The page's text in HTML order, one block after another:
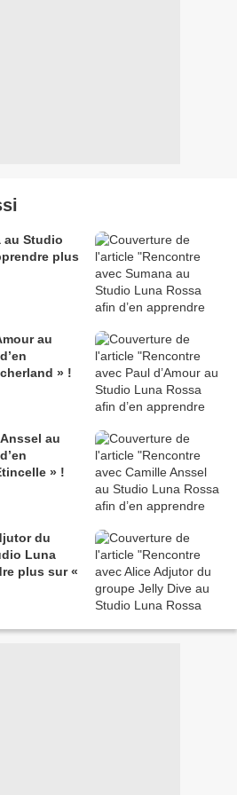
au Studio
plus
au
» !
au
» !
du
Luna
plus sur «